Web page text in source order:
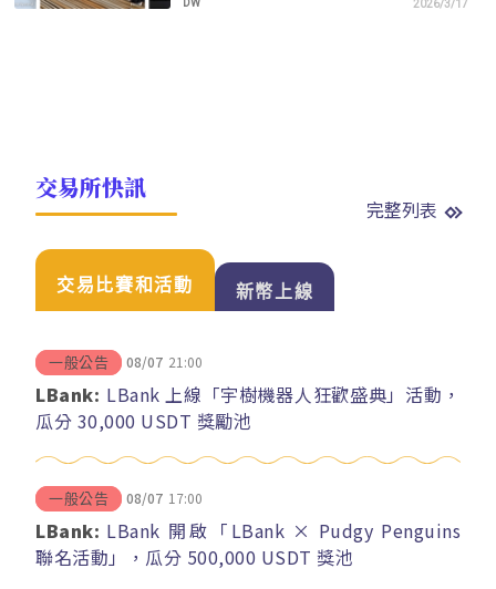
DW 2026/3/17
交易所快訊
完整列表
交易比賽和活動 新幣上線
一般公告 08/07 21:00
LBank: LBank 上線「宇樹機器人狂歡盛典」活動，
瓜分 30,000 USDT 獎勵池
一般公告 08/07 17:00
LBank: LBank 開啟「LBank × Pudgy Penguins
聯名活動」，瓜分 500,000 USDT 獎池